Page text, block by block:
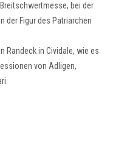
bei der
der Figur des Patriarchen
Randeck in Cividale, wie es
von Adligen,